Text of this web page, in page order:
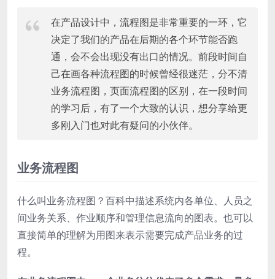
在产品设计中，流程图是非常重要的一环，它
决定了我们的产品在后期的各个环节能否跑
通，会不会出现没有出口的情况。前段时间自
己在画各种流程图的时候曾经很迷茫，分不清
业务流程图，页面流程图的区别，在一段时间
的学习后，有了一个大致的认识，想分享给更
多刚入门也对此有疑问的小伙伴。
业务流程图
什么叫业务流程图？百科中描述系统内各单位、人员之
间业务关系、作业顺序和管理信息流向的图表。也可以
直接简单的理解为用图来表示需要完成产品业务的过
程。